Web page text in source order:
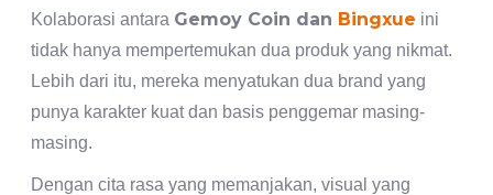
Kolaborasi antara Gemoy Coin dan Bingxue ini
tidak hanya mempertemukan dua produk yang nikmat.
Lebih dari itu, mereka menyatukan dua brand yang
punya karakter kuat dan basis penggemar masing-
masing.
Dengan cita rasa yang memanjakan, visual yang